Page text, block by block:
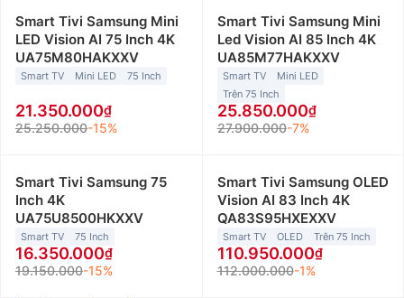
Smart Tivi Samsung Mini
LED Vision AI 75 Inch 4K
UA75M80HAKXXV
Smart TV Mini LED 75 Inch
21.350.000
25.250.000-15%
Smart Tivi Samsung Mini
Led Vision AI 85 Inch 4K
UA85M77HAKXXV
Smart TV
Mini LED
Trên 75 Inch
25.850.000
27.900.000-7%
Smart Tivi Samsung 75
Inch 4K
UA75U8500HKXXV
Smart TV 75 Inch
16.350.000
19.150.000-15%
Smart Tivi Samsung OLED
Vision AI 83 Inch 4K
QA83S95HXEXXV
Smart TV OLED Trên 75 Inch
110.950.000
112.000.000-1%